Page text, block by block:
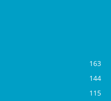
163
144
115